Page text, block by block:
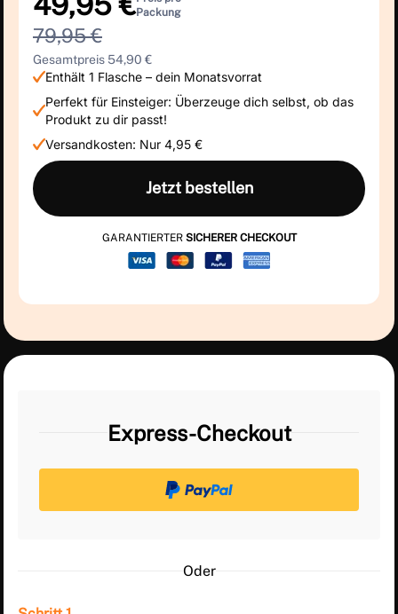
Packung
79,95 €
Gesamtpreis 54,90 €
Enthält 1 Flasche – dein Monatsvorrat
Perfekt für Einsteiger: Überzeuge dich selbst, ob das
Produkt zu dir passt!
Versandkosten: Nur 4,95 €
Jetzt bestellen
GARANTIERTER SICHERER CHECKOUT
Express-Checkout
Oder